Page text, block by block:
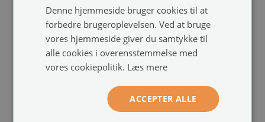
størrelse fra: 100x50 cm
649.00 kr. størrelse fra: 100x50 cm
649.00 kr.
Denne hjemmeside bruger cookies til at
forbedre brugeroplevelsen. Ved at bruge
vores hjemmeside giver du samtykke til
alle cookies i overensstemmelse med
vores cookiepolitik. Læs mere
ACCEPTER ALLE